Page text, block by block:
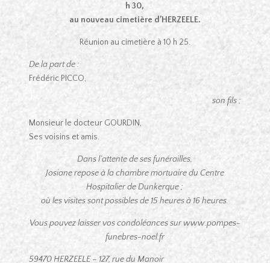
h 30,
au nouveau cimetière d’HERZEELE.
Réunion au cimetière à 10 h 25.
De la part de :
Frédéric PICCO,
son fils ;
Monsieur le docteur GOURDIN,
Ses voisins et amis.
Dans l’attente de ses funérailles,
Josiane repose à la chambre mortuaire du Centre
Hospitalier de Dunkerque ;
où les visites sont possibles de 15 heures à 16 heures.
Vous pouvez laisser vos condoléances sur www.pompes-
funebres-noel.fr
59470 HERZEELE – 127, rue du Manoir